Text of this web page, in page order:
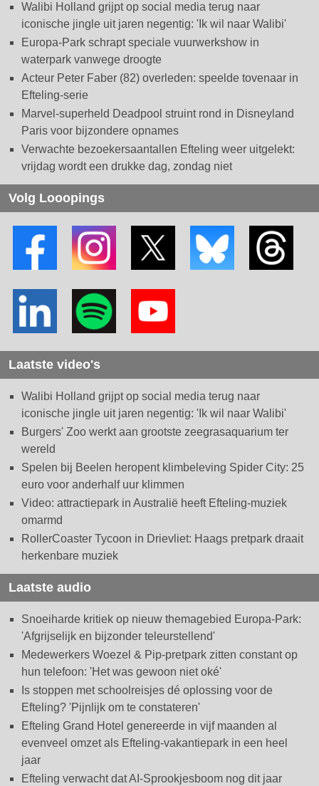
Walibi Holland grijpt op social media terug naar
iconische jingle uit jaren negentig: 'Ik wil naar Walibi'
Europa-Park schrapt speciale vuurwerkshow in
waterpark vanwege droogte
Acteur Peter Faber (82) overleden: speelde tovenaar in
Efteling-serie
Marvel-superheld Deadpool struint rond in Disneyland
Paris voor bijzondere opnames
Verwachte bezoekersaantallen Efteling weer uitgelekt:
vrijdag wordt een drukke dag, zondag niet
Volg Looopings
Laatste video's
Walibi Holland grijpt op social media terug naar
iconische jingle uit jaren negentig: 'Ik wil naar Walibi'
Burgers' Zoo werkt aan grootste zeegrasaquarium ter
wereld
Spelen bij Beelen heropent klimbeleving Spider City: 25
euro voor anderhalf uur klimmen
Video: attractiepark in Australië heeft Efteling-muziek
omarmd
RollerCoaster Tycoon in Drievliet: Haags pretpark draait
herkenbare muziek
Laatste audio
Snoeiharde kritiek op nieuw themagebied Europa-Park:
'Afgrijselijk en bijzonder teleurstellend'
Medewerkers Woezel & Pip-pretpark zitten constant op
hun telefoon: 'Het was gewoon niet oké'
Is stoppen met schoolreisjes dé oplossing voor de
Efteling? 'Pijnlijk om te constateren'
Efteling Grand Hotel genereerde in vijf maanden al
evenveel omzet als Efteling-vakantiepark in een heel
jaar
Efteling verwacht dat AI-Sprookjesboom nog dit jaar